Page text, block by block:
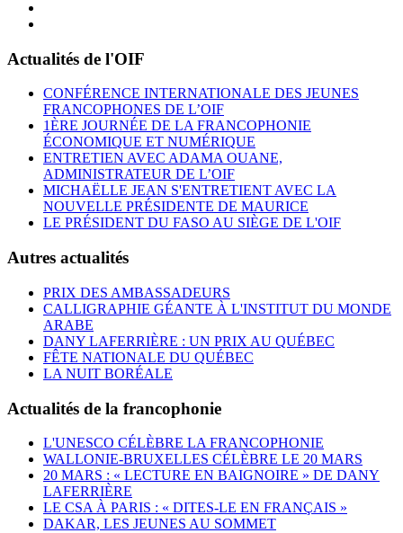
Actualités de l'OIF
CONFÉRENCE INTERNATIONALE DES JEUNES
FRANCOPHONES DE L’OIF
1ÈRE JOURNÉE DE LA FRANCOPHONIE
ÉCONOMIQUE ET NUMÉRIQUE
ENTRETIEN AVEC ADAMA OUANE,
ADMINISTRATEUR DE L’OIF
MICHAËLLE JEAN S'ENTRETIENT AVEC LA
NOUVELLE PRÉSIDENTE DE MAURICE
LE PRÉSIDENT DU FASO AU SIÈGE DE L'OIF
Autres actualités
PRIX DES AMBASSADEURS
CALLIGRAPHIE GÉANTE À L'INSTITUT DU MONDE
ARABE
DANY LAFERRIÈRE : UN PRIX AU QUÉBEC
FÊTE NATIONALE DU QUÉBEC
LA NUIT BORÉALE
Actualités de la francophonie
L'UNESCO CÉLÈBRE LA FRANCOPHONIE
WALLONIE-BRUXELLES CÉLÈBRE LE 20 MARS
20 MARS : « LECTURE EN BAIGNOIRE » DE DANY
LAFERRIÈRE
LE CSA À PARIS : « DITES-LE EN FRANÇAIS »
DAKAR, LES JEUNES AU SOMMET